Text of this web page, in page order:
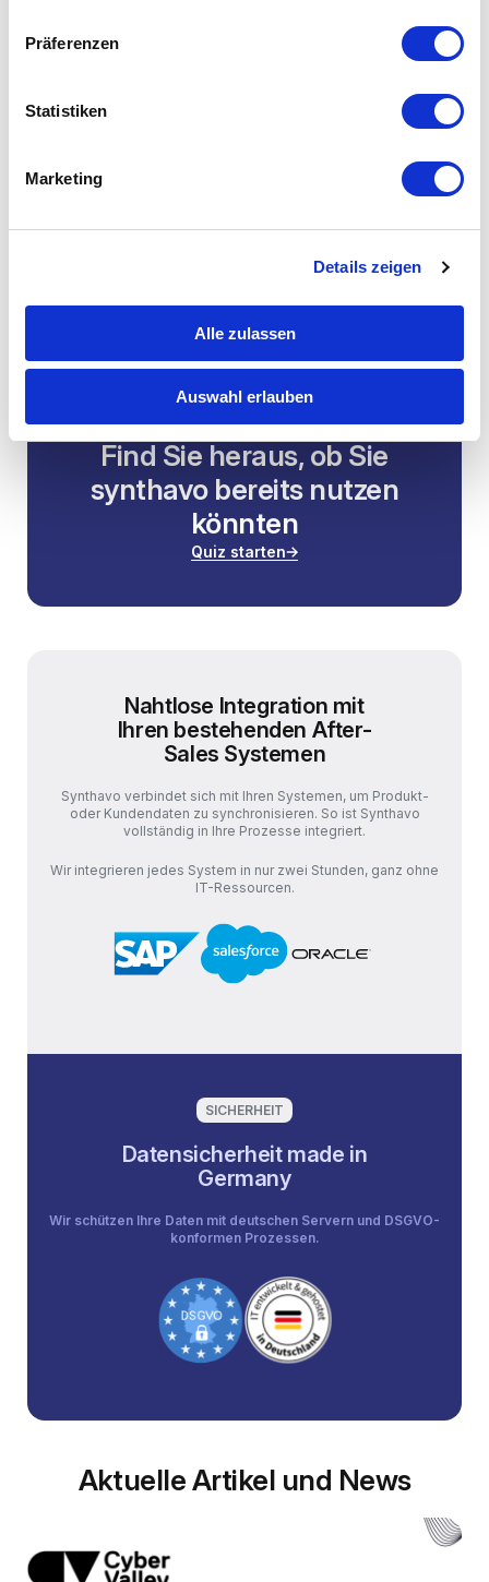
Präferenzen
Statistiken
Marketing
Details zeigen
Alle zulassen
Auswahl erlauben
Find Sie heraus, ob Sie
synthavo bereits nutzen
könnten
Quiz starten
Nahtlose Integration mit
Ihren bestehenden After-
Sales Systemen
Synthavo verbindet sich mit Ihren Systemen, um Produkt-
oder Kundendaten zu synchronisieren. So ist Synthavo
vollständig in Ihre Prozesse integriert.
Wir integrieren jedes System in nur zwei Stunden, ganz ohne
IT-Ressourcen.
SICHERHEIT
Datensicherheit made in
Germany
Wir schützen Ihre Daten mit deutschen Servern und DSGVO-
konformen Prozessen.
Aktuelle Artikel und News